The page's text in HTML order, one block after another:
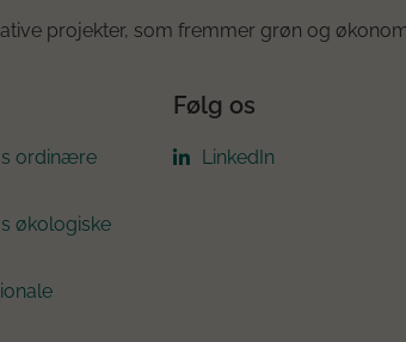
projekter, som fremmer grøn og
ordinære
økologiske
Følg os
LinkedIn